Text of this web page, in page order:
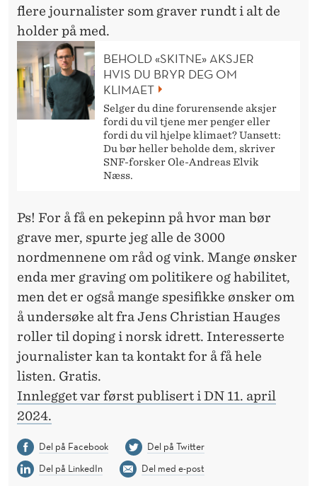
flere journalister som graver rundt i alt de
holder på med.
BEHOLD «SKITNE» AKSJER
HVIS DU BRYR DEG OM
KLIMAET
Selger du dine forurensende aksjer
fordi du vil tjene mer penger eller
fordi du vil hjelpe klimaet? Uansett:
Du bør heller beholde dem, skriver
SNF-forsker Ole-Andreas Elvik
Næss.
Ps! For å få en pekepinn på hvor man bør
grave mer, spurte jeg alle de 3000
nordmennene om råd og vink. Mange ønsker
enda mer graving om politikere og habilitet,
men det er også mange spesifikke ønsker om
å undersøke alt fra Jens Christian Hauges
roller til doping i norsk idrett. Interesserte
journalister kan ta kontakt for å få hele
listen. Gratis.
Innlegget var først publisert i DN 11. april
2024.
Del på Facebook
Del på Twitter
Del på LinkedIn
Del med e-post